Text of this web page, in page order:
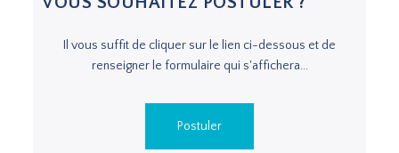
Il vous suffit de cliquer sur le lien ci-dessous et de
renseigner le formulaire qui s'affichera...
Postuler